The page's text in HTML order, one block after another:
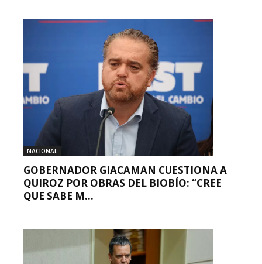
NACIONAL
GOBERNADOR GIACAMAN CUESTIONA A
QUIROZ POR OBRAS DEL BIOBÍO: “CREE
QUE SABE M...